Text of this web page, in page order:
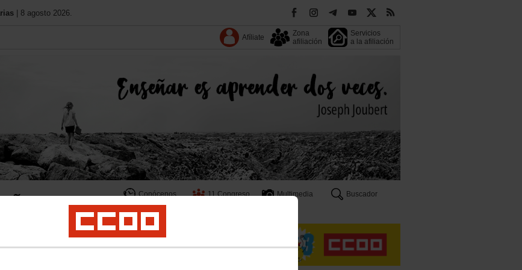
| 8 agosto 2026.
Afíliate
Zona
afiliación
Servicios
a la afiliación
Conócenos 11 Congreso Multimedia
Buscador